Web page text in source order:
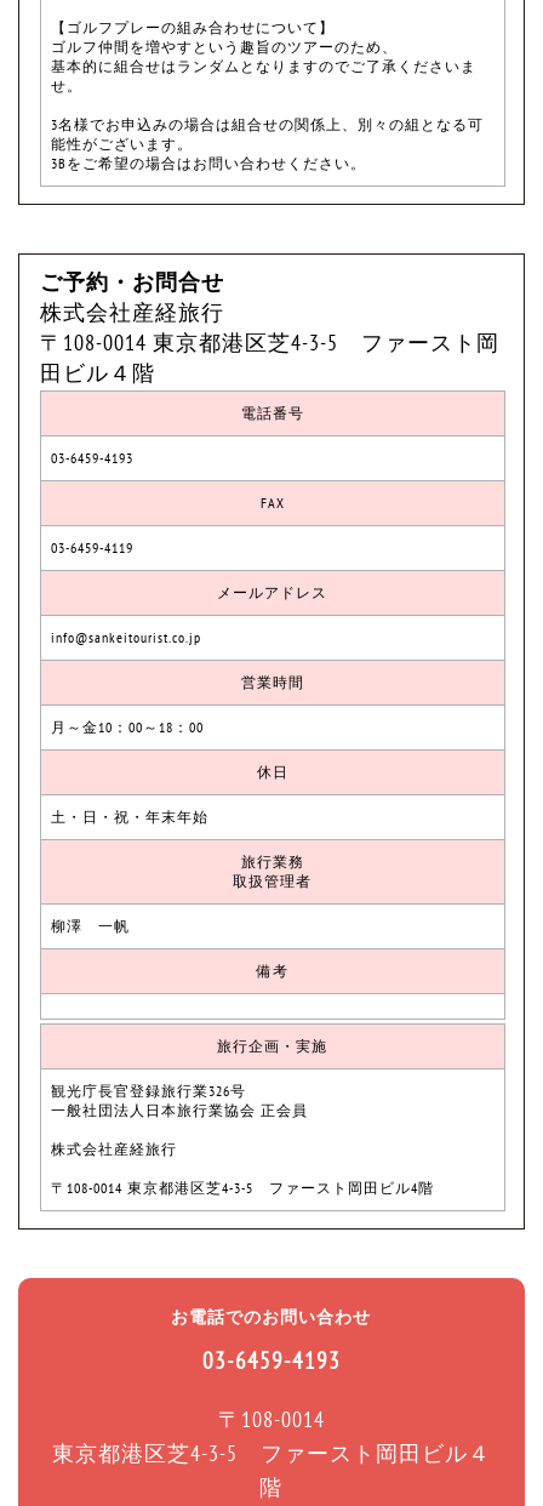
【ゴルフプレーの組み合わせについて】
ゴルフ仲間を増やすという趣旨のツアーのため、
基本的に組合せはランダムとなりますのでご了承くださいま
せ。
3名様でお申込みの場合は組合せの関係上、別々の組となる可
能性がございます。
3Bをご希望の場合はお問い合わせください。
ご予約・お問合せ
株式会社産経旅行
〒108-0014 東京都港区芝4-3-5 ファースト岡
田ビル４階
電話番号
03-6459-4193
FAX
03-6459-4119
メールアドレス
info@sankeitourist.co.jp
営業時間
月～金10：00～18：00
休日
土・日・祝・年末年始
旅行業務
取扱管理者
柳澤 一帆
備考
旅行企画・実施
観光庁長官登録旅行業326号
一般社団法人日本旅行業協会 正会員
株式会社産経旅行
〒108-0014 東京都港区芝4-3-5 ファースト岡田ビル4階
お電話でのお問い合わせ
03-6459-4193
〒108-0014
東京都港区芝4-3-5 ファースト岡田ビル４
階